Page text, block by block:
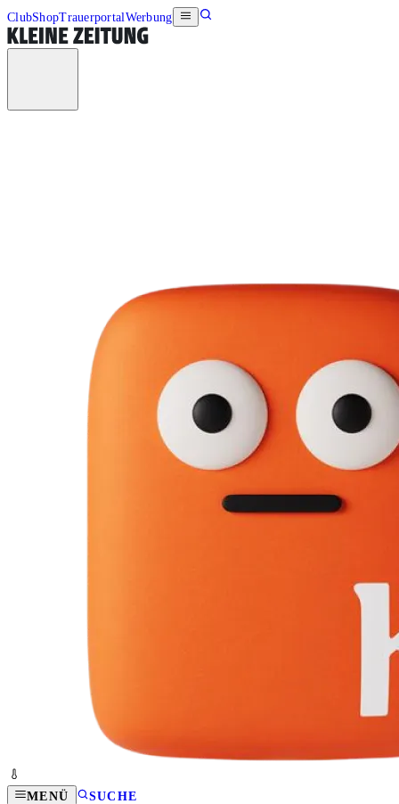
ClubShopTrauerportalWerbung
MENÜ SUCHE